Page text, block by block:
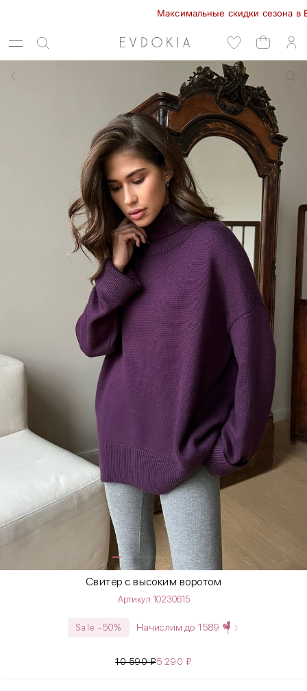
Максимальные скидки сезона в
Свитер с высоким воротом
Артикул 10230615
Sale -50% Начислим до 1589
10 590₽5 290₽